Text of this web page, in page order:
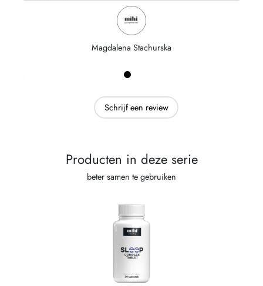
Magdalena Stachurska
Schrijf een review
Producten in deze serie
beter samen te gebruiken